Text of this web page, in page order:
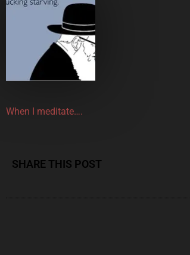
When I meditate….
SHARE THIS POST